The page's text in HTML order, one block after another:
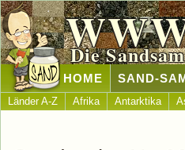
Die
HOME SAND-
Länder A-Z Afrika Antarktika